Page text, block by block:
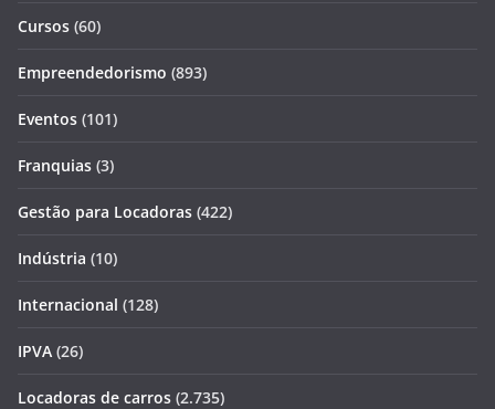
Cursos (60)
Empreendedorismo (893)
Eventos (101)
Franquias (3)
Gestão para Locadoras (422)
Indústria (10)
Internacional (128)
IPVA (26)
Locadoras de carros (2.735)